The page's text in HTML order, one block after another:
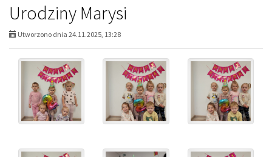
Urodziny Marysi
Utworzono dnia 24.11.2025, 13:28